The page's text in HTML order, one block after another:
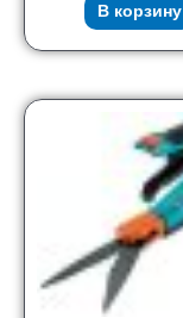
В корзину